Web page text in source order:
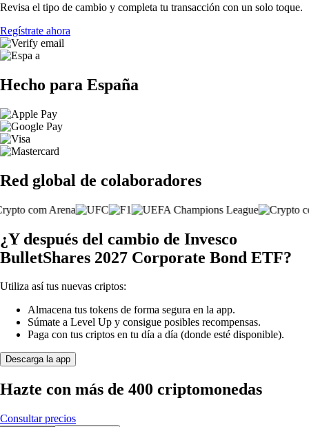
Revisa el tipo de cambio y completa tu transacción con un solo toque.
Regístrate ahora
Hecho para España
Red global de colaboradores
¿Y después del cambio de Invesco
BulletShares 2027 Corporate Bond ETF?
Utiliza así tus nuevas criptos:
Almacena tus tokens de forma segura en la app.
Súmate a Level Up y consigue posibles recompensas.
Paga con tus criptos en tu día a día (donde esté disponible).
Descarga la app
Hazte con más de 400 criptomonedas
Consultar precios